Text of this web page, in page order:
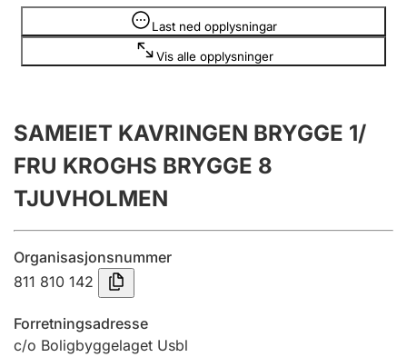
Fleire organisasjonsformer
Årsrekneskap
Innsending og forseinkingsgebyr
Jeger
Betaling og jegeravgiftskort
Last ned opplysningar
Vis alle opplysninger
Opplysninger er skjult
SAMEIET KAVRINGEN BRYGGE 1/
FRU KROGHS BRYGGE 8
TJUVHOLMEN
Organisasjonsnummer
811 810 142
Forretningsadresse
c/o Boligbyggelaget Usbl